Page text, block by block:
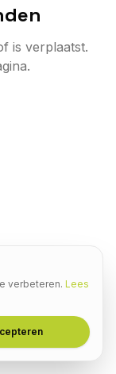
verbeteren. Lees
is verplaatst.